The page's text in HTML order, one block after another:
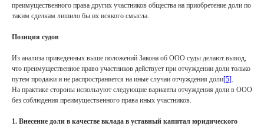
преимущественного права других участников общества на приобретение доли по
таким сделкам лишило бы их всякого смысла.
Позиция судов
Из анализа приведенных выше положений Закона об ООО суды делают вывод,
что преимущественное право участников действует при отчуждении доли только
путем продажи и не распространяется на иные случаи отчуждения доли[5].
На практике стороны используют следующие варианты отчуждения доли в ООО
без соблюдения преимущественного права иных участников.
1. Внесение доли в качестве вклада в уставный капитал юридического